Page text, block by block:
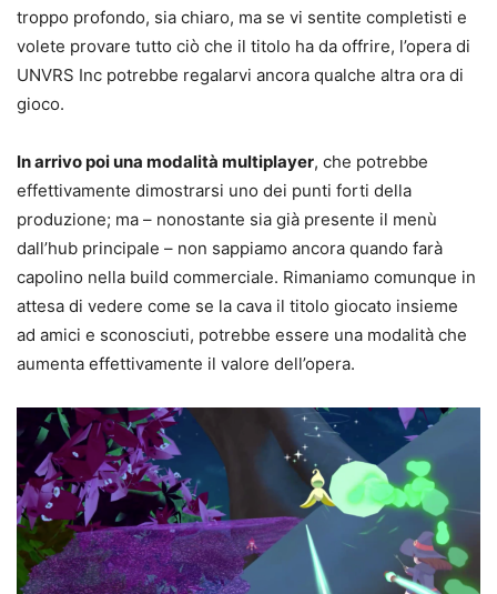
troppo profondo, sia chiaro, ma se vi sentite completisti e
volete provare tutto ciò che il titolo ha da offrire, l’opera di
UNVRS Inc potrebbe regalarvi ancora qualche altra ora di
gioco.
In arrivo poi una modalità multiplayer, che potrebbe
effettivamente dimostrarsi uno dei punti forti della
produzione; ma – nonostante sia già presente il menù
dall’hub principale – non sappiamo ancora quando farà
capolino nella build commerciale. Rimaniamo comunque in
attesa di vedere come se la cava il titolo giocato insieme
ad amici e sconosciuti, potrebbe essere una modalità che
aumenta effettivamente il valore dell’opera.